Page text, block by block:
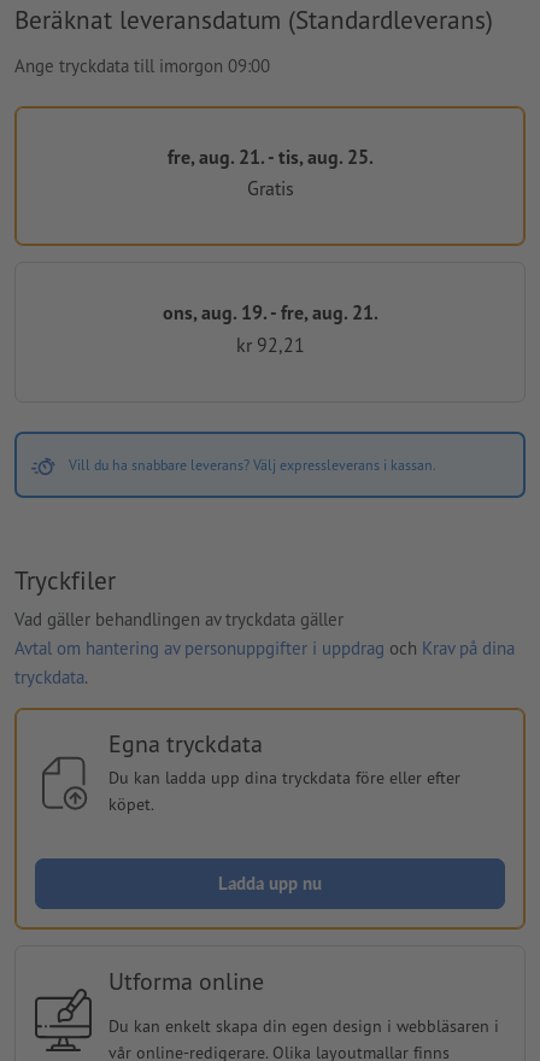
Beräknat leveransdatum (Standardleverans)
Ange tryckdata till imorgon 09:00
fre, aug. 21. - tis, aug. 25.
Gratis
ons, aug. 19. - fre, aug. 21.
kr 92,21
Vill du ha snabbare leverans? Välj expressleverans i kassan.
Tryckfiler
Vad gäller behandlingen av tryckdata gäller
Avtal om hantering av personuppgifter i uppdrag och Krav på dina
tryckdata.
Egna tryckdata
Du kan ladda upp dina tryckdata före eller efter
köpet.
Ladda upp nu
Utforma online
Du kan enkelt skapa din egen design i webbläsaren i
vår online-redigerare. Olika layoutmallar finns